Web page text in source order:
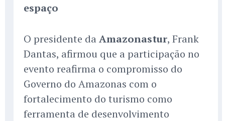
espaço
O presidente da Amazonastur, Frank
Dantas, afirmou que a participação no
evento reafirma o compromisso do
Governo do Amazonas com o
fortalecimento do turismo como
ferramenta de desenvolvimento